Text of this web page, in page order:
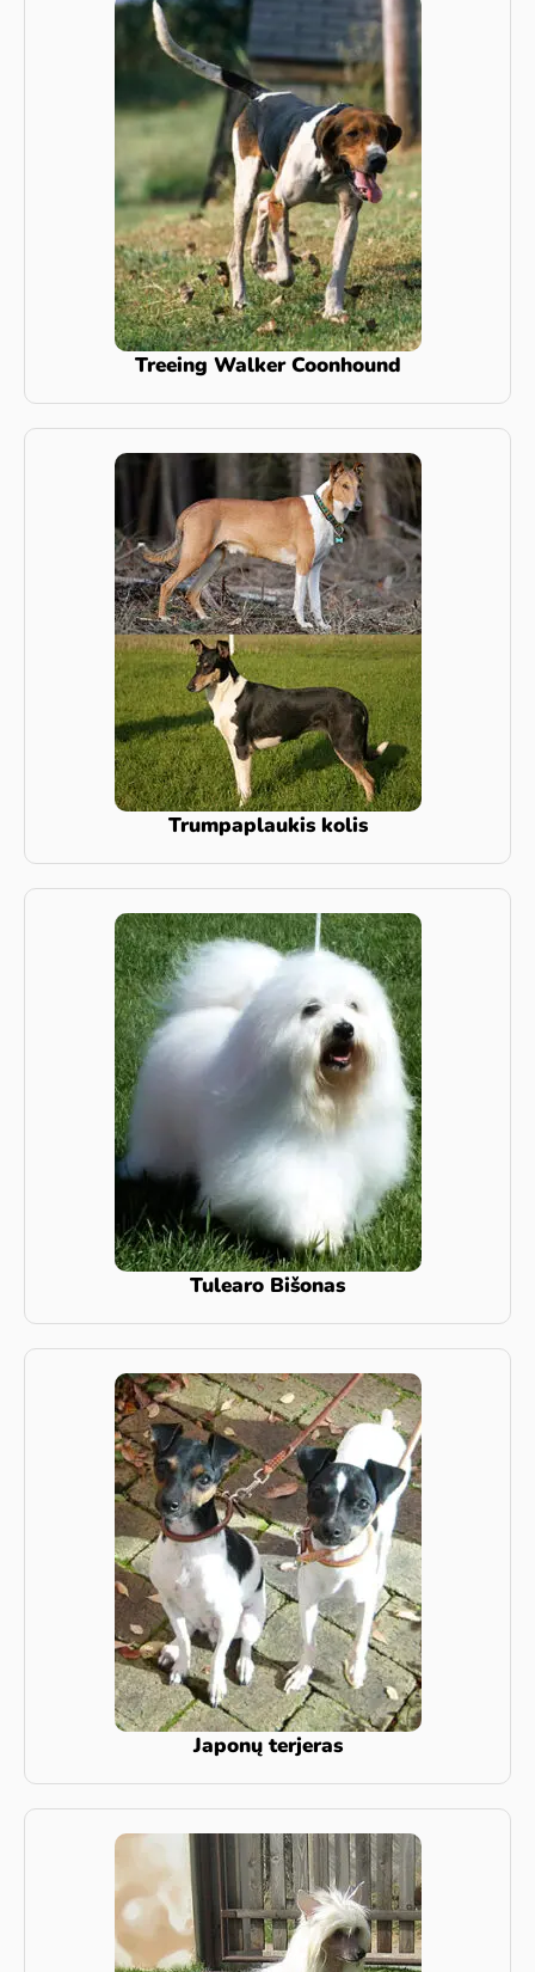
Treeing Walker Coonhound
Trumpaplaukis kolis
Tulearo Bišonas
Japonų terjeras